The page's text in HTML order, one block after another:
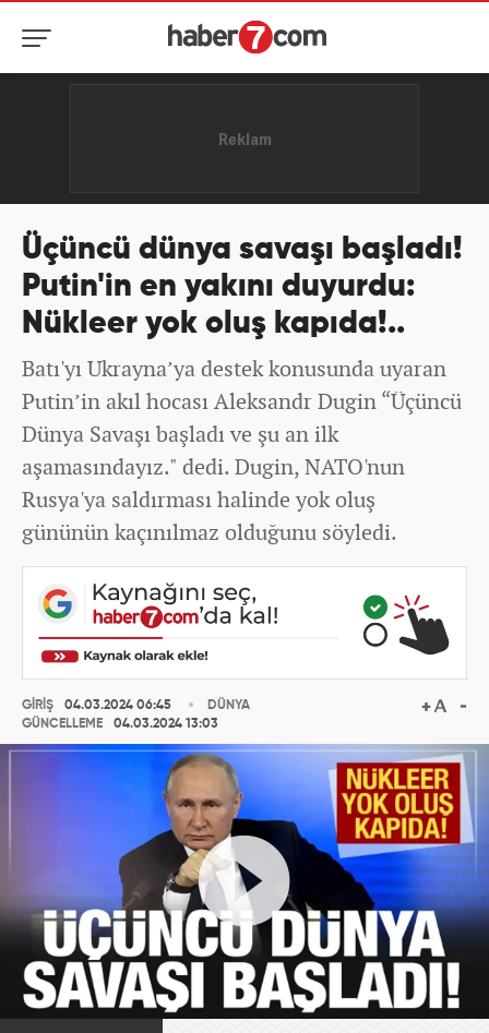
Üçüncü dünya savaşı başladı!
Putin'in en yakını duyurdu:
Nükleer yok oluş kapıda!..
Batı'yı Ukrayna’ya destek konusunda uyaran
Putin’in akıl hocası Aleksandr Dugin “Üçüncü
Dünya Savaşı başladı ve şu an ilk
aşamasındayız." dedi. Dugin, NATO'nun
Rusya'ya saldırması halinde yok oluş
gününün kaçınılmaz olduğunu söyledi.
GİRİŞ
04.03.2024 06:45
GÜNCELLEME
04.03.2024 13:03
DÜNYA